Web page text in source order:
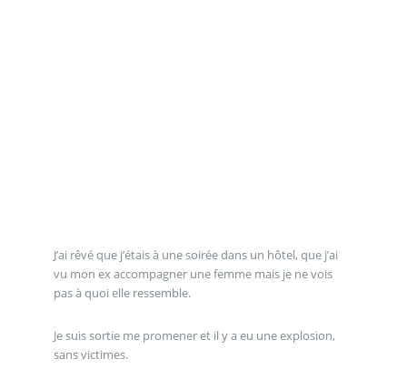
J’ai rêvé que j’étais à une soirée dans un hôtel, que j’ai
vu mon ex accompagner une femme mais je ne vois
pas à quoi elle ressemble.
Je suis sortie me promener et il y a eu une explosion,
sans victimes.